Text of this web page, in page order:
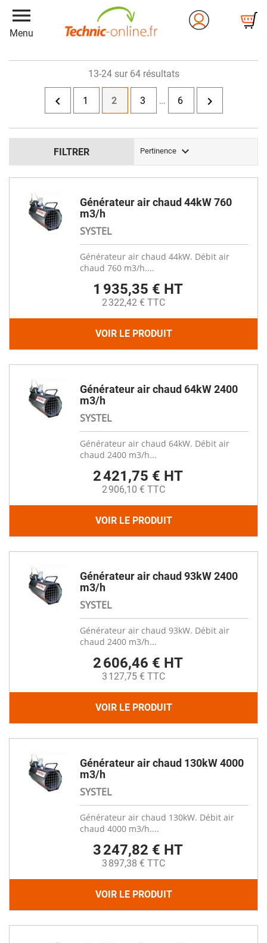
menu
Menu
FILTRER Pertinence 
13-24 sur 64 résultats
 1 2 3 … 6 
Générateur air chaud 44kW 760
m3/h
SYSTEL
Générateur air chaud 44kW. Débit air
chaud 760 m3/h....
1 935,35 € HT
2 322,42 € TTC
VOIR LE PRODUIT
Générateur air chaud 64kW 2400
m3/h
SYSTEL
Générateur air chaud 64kW. Débit air
chaud 2400 m3/h...
2 421,75 € HT
2 906,10 € TTC
VOIR LE PRODUIT
Générateur air chaud 93kW 2400
m3/h
SYSTEL
Générateur air chaud 93kW. Débit air
chaud 2400 m3/h...
2 606,46 € HT
3 127,75 € TTC
VOIR LE PRODUIT
Générateur air chaud 130kW 4000
m3/h
SYSTEL
Générateur air chaud 130kW. Débit air
chaud 4000 m3/h....
3 247,82 € HT
3 897,38 € TTC
VOIR LE PRODUIT